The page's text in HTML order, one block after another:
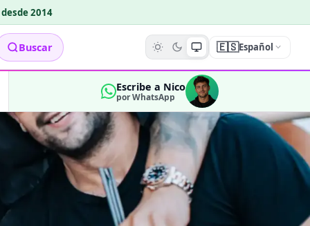
2014
Buscar 🇪🇸Español
Escribe a Nico
por WhatsApp